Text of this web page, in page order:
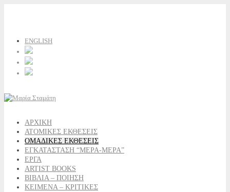
ENGLISH
ΑΡΧΙΚΗ
ΑΤΟΜΙΚΕΣ ΕΚΘΕΣΕΙΣ
ΟΜΑΔΙΚΕΣ ΕΚΘΕΣΕΙΣ
ΕΓΚΑΤΑΣΤΑΣΗ “ΜΕΡΑ-ΜΕΡΑ”
ΕΡΓΑ
ARTIST BOOKS
ΒΙΒΛΙΑ – ΠΟΙΗΣΗ
ΚΕΙΜΕΝΑ – ΚΡΙΤΙΚΕΣ